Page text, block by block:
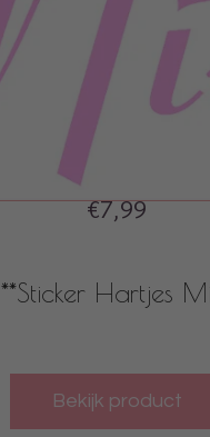
€7,99
**Sticker Hartjes
Bekijk product